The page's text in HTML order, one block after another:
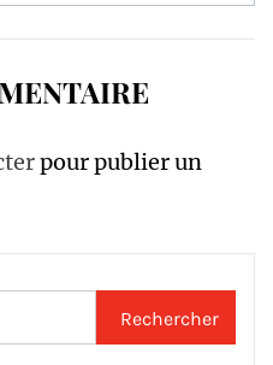
pour publier un